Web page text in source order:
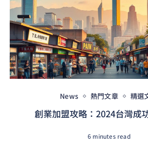
News 熱門文章 精選
創業加盟攻略：2024台灣成
6 minutes read